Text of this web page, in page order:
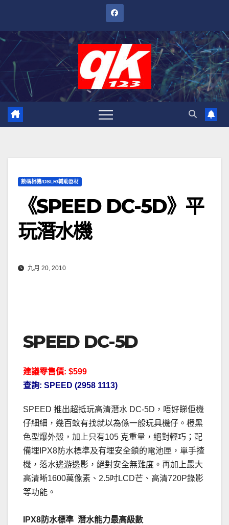
內
數碼相機/DSLR/輔助器材
《SPEED DC-5D》平
玩潛水機
九月 20, 2010
SPEED DC-5D
建議零售價: $599
查詢: SPEED (2958 1113)
SPEED 推出超抵玩高清潛水 DC-5D，唔好睇佢機
仔細細，幾百蚊有找就以為係一般玩具機仔。橙黑
色型爆外殼，加上只有105 克重量，絕對輕巧；配
備埋IPX8防水標準及有埋安全鎖的電池匣，單手揸
機，落水邊游邊影，絕對安全無難度。再加上最大
高清晰1600萬像素、2.5吋LCD芒、高清720P錄影
等功能。
IPX8防水標準 潛水能力最高級數